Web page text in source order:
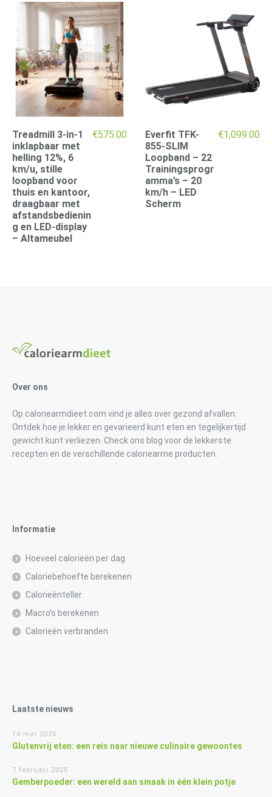
Treadmill 3-in-1
inklapbaar met
helling 12%, 6
km/u, stille
loopband voor
thuis en kantoor,
draagbaar met
afstandsbedienin
g en LED-display
– Altameubel
€575.00
Everfit TFK-
855-SLIM
Loopband – 22
Trainingsprogr
amma’s – 20
km/h – LED
Scherm
€1,099.00
Over ons
Op caloriearmdieet.com vind je alles over gezond afvallen.
Ontdek hoe je lekker en gevarieerd kunt eten en tegelijkertijd
gewicht kunt verliezen. Check ons blog voor de lekkerste
recepten en de verschillende caloriearme producten.
Informatie
Hoeveel calorieën per dag
Caloriebehoefte berekenen
Calorieënteller
Macro’s berekenen
Calorieën verbranden
Laatste nieuws
14 mei 2025
Glutenvrij eten: een reis naar nieuwe culinaire gewoontes
7 februari 2025
Gemberpoeder: een wereld aan smaak in één klein potje